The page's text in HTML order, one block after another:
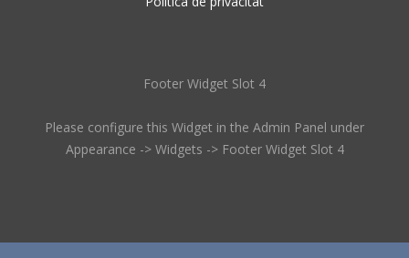
Footer Widget Slot 4
Please configure this Widget in the Admin Panel under
Appearance -> Widgets -> Footer Widget Slot 4